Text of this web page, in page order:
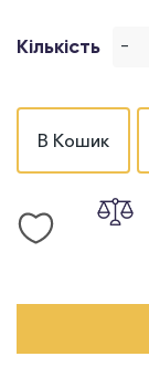
Кількість -
В Кошик